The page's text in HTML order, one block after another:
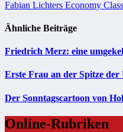
Fabian Lichters Economy Class
Ähnliche Beiträge
Friedrich Merz: eine
Erste Frau an der Spitze der
Der Sonntagscartoon von
Online-Rubriken